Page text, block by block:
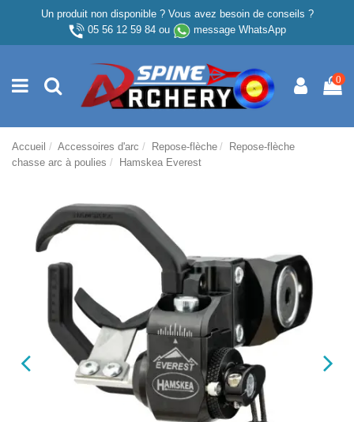
Un produit non disponible ? Vous avez besoin de conseils ?
05 56 12 59 84ou message WhatsApp
0
Accueil Accessoires d'arc Repose-flèche
Repose-flèche
chasse arc à poulies
Hamskea Everest